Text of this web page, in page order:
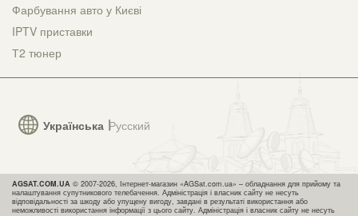
Українська Русский
Фарбування авто у Києві
IPTV приставки
Т2 тюнер
AGSAT.COM.UA © 2007-2026, Інтернет-магазин «AGSat.com.ua» – обладнання для прийому та
налаштування супутникового телебачення. Адміністрація і власник сайту не несуть
відповідальності за шкоду або упущену вигоду, завдані в результаті використання або
неможливості використання інформації з цього сайту. Адміністрація і власник сайту не несуть